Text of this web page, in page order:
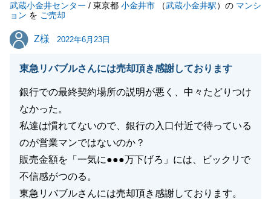
閉じる
武蔵小金井センター / 東京都 小金井市 （武蔵小金井駅）の マンシ
ョン を ご売却
Z様
Z様 2022年6月23日
東急リバブルさんには売却頂き感謝しております
銀行での最終契約場所の説明が悪く、中々たどりつけ
なかった。
私達は慣れてないので、銀行の入口付近で待っている
のが営業マンではないのか？
販売金額を「一気に●●●万下げろ」には、ビックリで
不信感がつのる。
東急リバブルさんには売却頂き感謝しております。